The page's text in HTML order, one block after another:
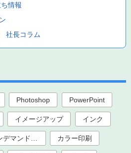
情報
社長コラム
Photoshop PowerPoint
イメージアップ インク
カラー印刷